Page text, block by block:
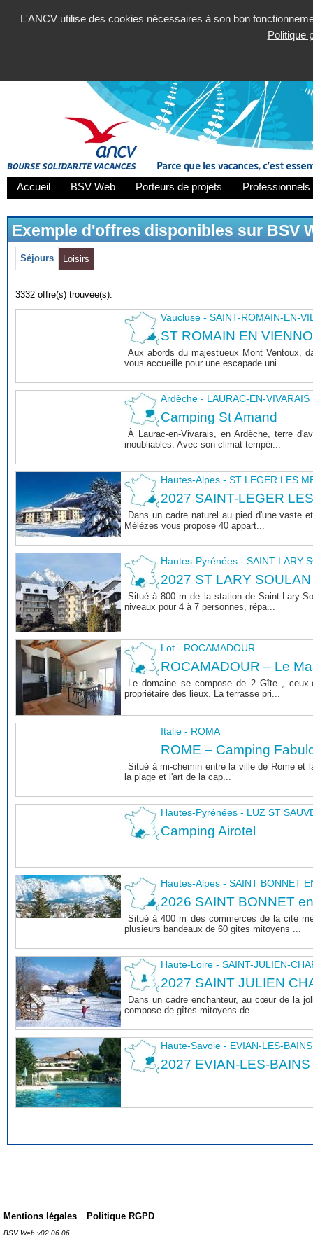
L'ANCV utilise des cookies nécessaires à son bon
Politique
Accueil BSV Web Porteurs de projets
Exemple d'offres disponibles sur BSV
Séjours Loisirs
3332 offre(s) trouvée(s).
Vaucluse - SAINT-ROMAIN-EN-
ST ROMAIN EN
Aux abords du majestueux Mont Ventoux,
vous accueille pour une escapade uni...
Ardèche - LAURAC-EN-VIVARAIS
Camping St Amand
À Laurac-en-Vivarais, en Ardèche, terre
inoubliables. Avec son climat tempér...
Hautes-Alpes - ST LEGER LES
2027 SAINT-LEGER
Dans un cadre naturel au pied d'une vaste
Mélèzes vous propose 40 appart...
Hautes-Pyrénées - SAINT LARY
2027 ST LARY SOULAN
Situé à 800 m de la station de Saint-Lary-
niveaux pour 4 à 7 personnes, répa...
Lot - ROCAMADOUR
ROCAMADOUR – Le
Le domaine se compose de 2 Gîte ,
propriétaire des lieux. La terrasse pri...
Italie - ROMA
ROME – Camping
Situé à mi-chemin entre la ville de Rome et
la plage et l'art de la cap...
Hautes-Pyrénées - LUZ ST
Camping Airotel
Hautes-Alpes - SAINT BONNET
2026 SAINT BONNET
Situé à 400 m des commerces de la cité
plusieurs bandeaux de 60 gites mitoyens ...
Haute-Loire - SAINT-JULIEN-
2027 SAINT JULIEN
Dans un cadre enchanteur, au cœur de la
compose de gîtes mitoyens de ...
Haute-Savoie - EVIAN-LES-BAINS
2027 EVIAN-LES-BAINS
Mentions légales Politique RGPD
BSV Web v02.06.06